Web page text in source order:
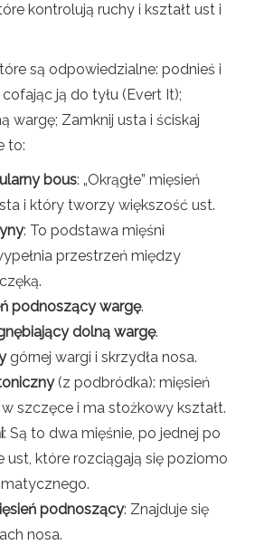
kontrolują ruchy i kształt ust i
są odpowiedzialne: podnieś i
ją do tyłu (Evert It);
wargę; Zamknij usta i ściskaj
to:
bous: „Okrągłe” mięsień
i który tworzy większość ust.
: To podstawa mięśni
przestrzeń między
podnoszący wargę.
dolną wargę.
górnej wargi i skrzydła nosa.
(z podbródka): mięsień
szczęce i ma stożkowy kształt.
: Są to dwa mięśnie, po jednej po
ust, które rozciągają się poziomo
podnoszący: Znajduje się
nosa.